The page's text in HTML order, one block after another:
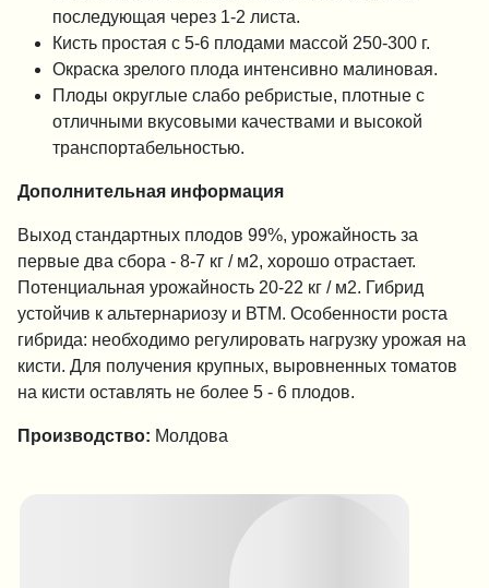
последующая через 1-2 листа.
Кисть простая с 5-6 плодами массой 250-300 г.
Окраска зрелого плода интенсивно малиновая.
Плоды округлые слабо ребристые, плотные с
отличными вкусовыми качествами и высокой
транспортабельностью.
Дополнительная информация
Выход стандартных плодов 99%, урожайность за
первые два сбора - 8-7 кг / м2, хорошо отрастает.
Потенциальная урожайность 20-22 кг / м2. Гибрид
устойчив к альтернариозу и ВТМ. Особенности роста
гибрида: необходимо регулировать нагрузку урожая на
кисти. Для получения крупных, выровненных томатов
на кисти оставлять не более 5 - 6 плодов.
Производство: Молдова